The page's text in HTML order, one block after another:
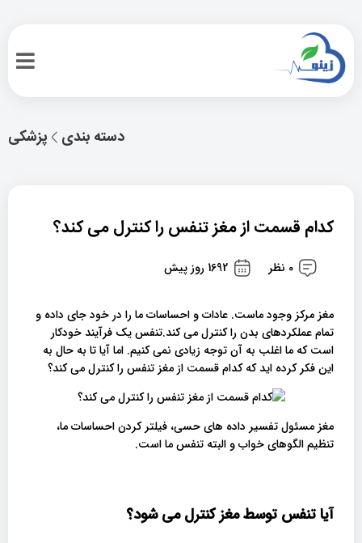
پزشکی دسته بندی
کدام قسمت از مغز تنفس را کنترل می کند؟
0 نظر 1692 روز پیش
مغز مرکز وجود ماست. عادات و احساسات ما را در خود جای داده و
تمام عملکردهای بدن را کنترل می کند.تنفس یک فرآیند خودکار
است که ما اغلب به آن توجه زیادی نمی کنیم. اما آیا تا به حال به
این فکر کرده اید که کدام قسمت از مغز تنفس را کنترل می کند؟
مغز مسئول تفسیر داده های حسی، فیلتر کردن احساسات ما،
تنظیم الگوهای خواب و البته تنفس ما است.
آیا تنفس توسط مغز کنترل می شود؟